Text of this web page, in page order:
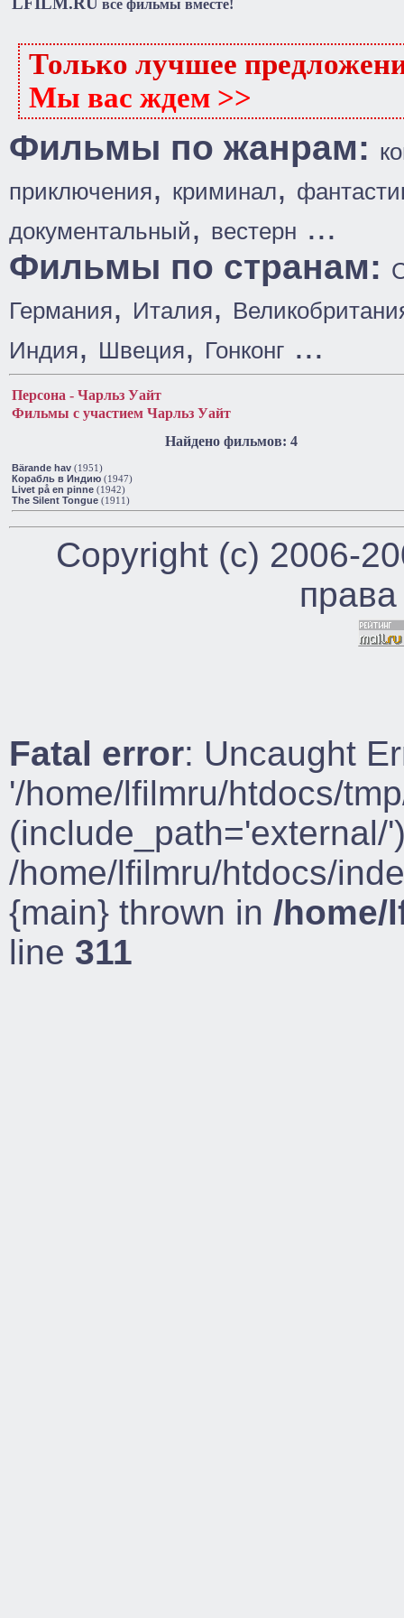
все фильмы вместе!
Только лучшее
Мы вас ждем >>
Фильмы по жанрам:
приключения, криминал,
документальный, вестерн ...
Фильмы по странам:
Германия, Италия,
Индия, Швеция, Гонконг ...
Персона - Чарльз Уайт
Фильмы с участием Чарльз Уайт
Найдено фильмов: 4
Bärande hav (1951)
Корабль в Индию (1947)
Livet på en pinne (1942)
The Silent Tongue (1911)
Copyright (c) 2006-
Fatal error: Uncaught
'/home/lfilmru/htdocs/
(include_path='external/
/home/lfilmru/htdocs/
{main} thrown in /home/
line 311